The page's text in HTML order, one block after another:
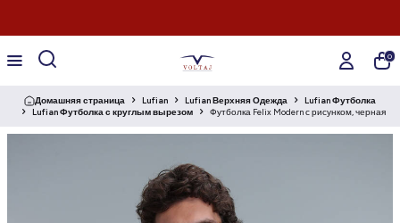
0
Домашняя страница Lufian Lufian Верхняя Одежда
Lufian Футболка
Lufian Футболка с круглым вырезом
Футболка Felix Modern с рисунком, черная